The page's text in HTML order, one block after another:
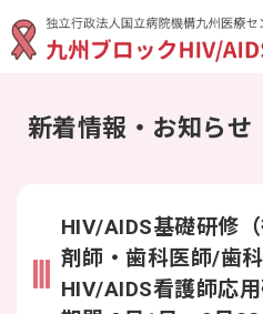
新着情報・お知らせ
HIV/AIDS基礎研修
剤師・歯科医師/歯
HIV/AIDS看護師応